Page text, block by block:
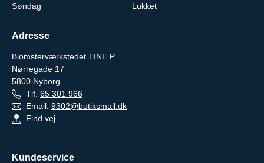
Søndag
Lukket
Adresse
Blomsterværkstedet TINE P.
Nørregade 17
5800 Nyborg
Tlf. 65 301 966
Email: 9302@butiksmail.dk
Find vej
Kundeservice